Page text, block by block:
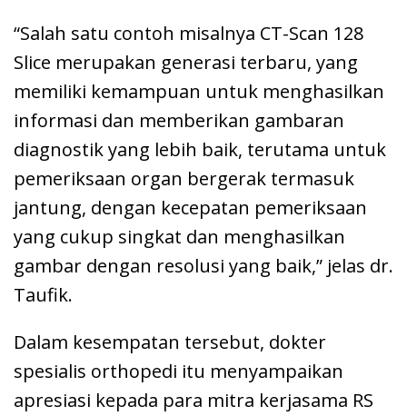
“Salah satu contoh misalnya CT-Scan 128
Slice merupakan generasi terbaru, yang
memiliki kemampuan untuk menghasilkan
informasi dan memberikan gambaran
diagnostik yang lebih baik, terutama untuk
pemeriksaan organ bergerak termasuk
jantung, dengan kecepatan pemeriksaan
yang cukup singkat dan menghasilkan
gambar dengan resolusi yang baik,” jelas dr.
Taufik.
Dalam kesempatan tersebut, dokter
spesialis orthopedi itu menyampaikan
apresiasi kepada para mitra kerjasama RS